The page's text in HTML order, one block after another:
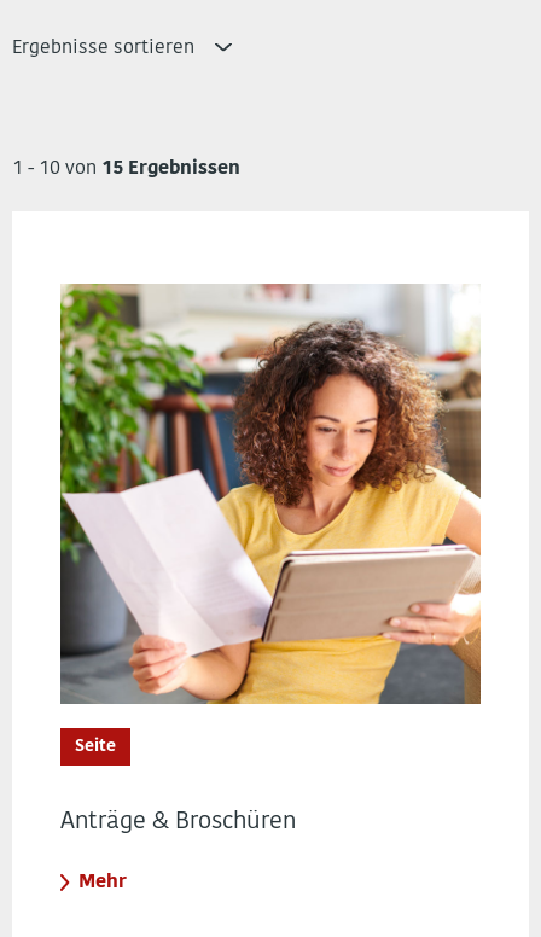
Ergebnisse sortieren
1 - 10 von 15 Ergebnissen
Seite
Anträge & Broschüren
Mehr